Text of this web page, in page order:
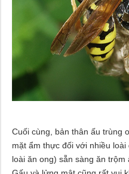
Cuối cùng, bản thân ấu trùng
mặt ẩm thực đối với nhiều loài
loài ăn ong) sẵn sàng ăn